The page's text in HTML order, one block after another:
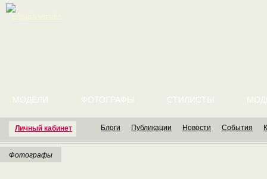
Личный кабинет
МОДЕЛИ ФОТОГРАФЫ СТИЛИСТЫ
Блоги Публикации Новости События
Фотографы